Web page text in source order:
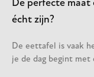
De perfecte maat
écht zijn?
De eettafel is vaak
je de dag begint met